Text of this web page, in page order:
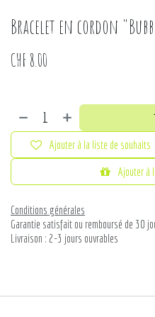
Bracelet en cordon
CHF 8.00
Ajouter à
Ajouter à la liste de souhaits
Conditions générales
Garantie satisfait ou remboursé de 30
Livraison : 2-3 jours ouvrables